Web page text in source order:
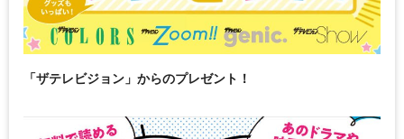
「ザテレビジョン」からのプレゼント！